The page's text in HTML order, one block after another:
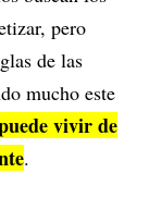
pero
de las
mucho este
vivir de
.